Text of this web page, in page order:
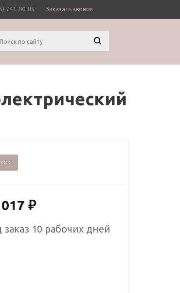
741-80-85 Заказать звонок
₽
заказ 10 рабочих дней